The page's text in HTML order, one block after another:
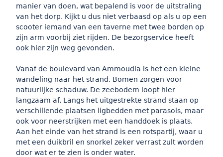
manier van doen, wat bepalend is voor de uitstraling
van het dorp. Kijkt u dus niet verbaasd op als u op een
scooter iemand van een taverne met twee borden op
zijn arm voorbij ziet rijden. De bezorgservice heeft
ook hier zijn weg gevonden.
Vanaf de boulevard van Ammoudia is het een kleine
wandeling naar het strand. Bomen zorgen voor
natuurlijke schaduw. De zeebodem loopt hier
langzaam af. Langs het uitgestrekte strand staan op
verschillende plaatsen ligbedden met parasols, maar
ook voor neerstrijken met een handdoek is plaats.
Aan het einde van het strand is een rotspartij, waar u
met een duikbril en snorkel zeker verrast zult worden
door wat er te zien is onder water.